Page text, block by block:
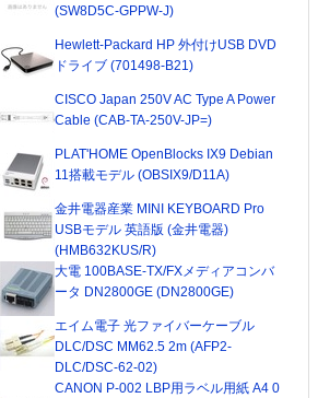
(SW8D5C-GPPW-J)
Hewlett-Packard HP 外付けUSB DVD
ドライブ (701498-B21)
CISCO Japan 250V AC Type A Power
Cable (CAB-TA-250V-JP=)
PLAT'HOME OpenBlocks IX9 Debian
11搭載モデル (OBSIX9/D11A)
金井電器産業 MINI KEYBOARD Pro
USBモデル 英語版 (金井電器)
(HMB632KUS/R)
大電 100BASE-TX/FXメディアコンバ
ータ DN2800GE (DN2800GE)
エイム電子 光ファイバーケーブル
DLC/DSC MM62.5 2m (AFP2-
DLC/DSC-62-02)
CANON P-002 LBP用ラベル用紙 A4 0